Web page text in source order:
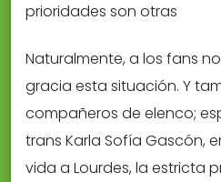
prioridades son otras
Naturalmente, a los fans
gracia esta situación. Y
compañeros de elenco;
trans Karla Sofía Gascón,
vida a Lourdes, la estricta